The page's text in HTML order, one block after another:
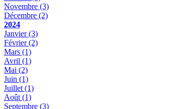
Novembre (3)
Décembre (2)
2024
Janvier(3)
Février(2)
Mars (1)
Avril (1)
Mai (2)
Juin (1)
Juillet (1)
Août (1)
Septembre (3)